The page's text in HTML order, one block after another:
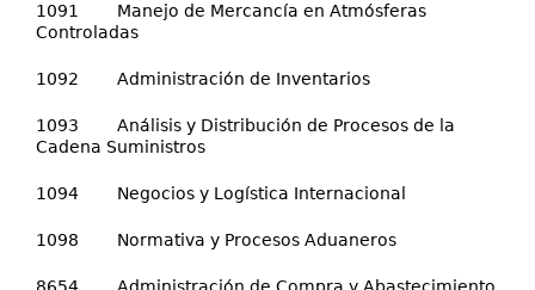
1091 Manejo de Mercancía en Atmósferas
Controladas
1092 Administración de Inventarios
1093 Análisis y Distribución de Procesos de la
Cadena Suministros
1094 Negocios y Logística Internacional
1098 Normativa y Procesos Aduaneros